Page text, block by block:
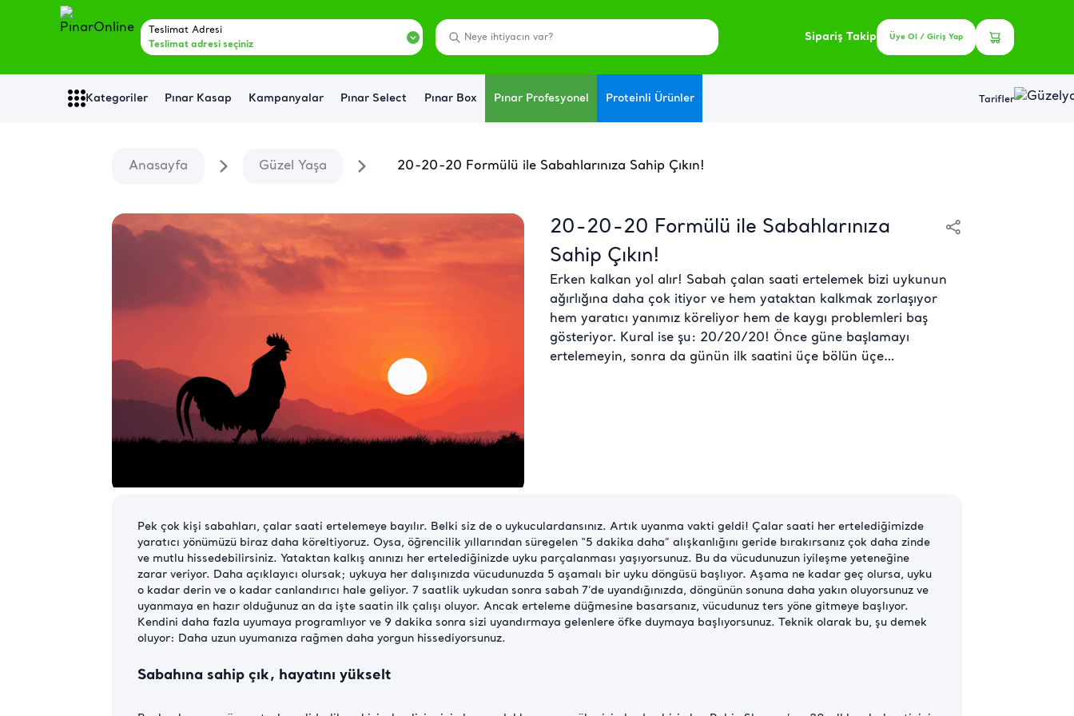
Teslimat Adresi
Teslimat adresi seçiniz
Sipariş Takip Üye Ol / Giriş Yap
Kategoriler Pınar Kasap Kampanyalar Pınar Select Pınar Box Pınar Profesyonel Proteinli Ürünler Tarifler
Anasayfa Güzel Yaşa 20-20-20 Formülü ile Sabahlarınıza Sahip Çıkın!
20-20-20 Formülü ile Sabahlarınıza
Sahip Çıkın!
Erken kalkan yol alır! Sabah çalan saati ertelemek bizi uykunun
ağırlığına daha çok itiyor ve hem yataktan kalkmak zorlaşıyor
hem yaratıcı yanımız köreliyor hem de kaygı problemleri baş
gösteriyor. Kural ise şu: 20/20/20! Önce güne başlamayı
ertelemeyin, sonra da günün ilk saatini üçe bölün üçe…
Pek çok kişi sabahları, çalar saati ertelemeye bayılır. Belki siz de o uykuculardansınız. Artık uyanma vakti geldi! Çalar saati her ertelediğimizde
yaratıcı yönümüzü biraz daha köreltiyoruz. Oysa, öğrencilik yıllarından süregelen “5 dakika daha” alışkanlığını geride bırakırsanız çok daha zinde
ve mutlu hissedebilirsiniz. Yataktan kalkış anınızı her ertelediğinizde uyku parçalanması yaşıyorsunuz. Bu da vücudunuzun iyileşme yeteneğine
zarar veriyor. Daha açıklayıcı olursak; uykuya her dalışınızda vücudunuzda 5 aşamalı bir uyku döngüsü başlıyor. Aşama ne kadar geç olursa, uyku
o kadar derin ve o kadar canlandırıcı hale geliyor. 7 saatlik uykudan sonra sabah 7’de uyandığınızda, döngünün sonuna daha yakın oluyorsunuz ve
uyanmaya en hazır olduğunuz an da işte saatin ilk çalışı oluyor. Ancak erteleme düğmesine basarsanız, vücudunuz ters yöne gitmeye başlıyor.
Kendini daha fazla uyumaya programlıyor ve 9 dakika sonra sizi uyandırmaya gelenlere öfke duymaya başlıyorsunuz. Teknik olarak bu, şu demek
oluyor: Daha uzun uyumanıza rağmen daha yorgun hissediyorsunuz.
Sabahına sahip çık, hayatını yükselt